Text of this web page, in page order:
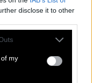
disclose it to other
one or more Google
You may click to
its third-party tags to
in below Google
my